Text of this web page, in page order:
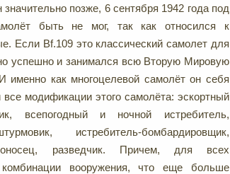
позже, 6 сентября 1942 года под
быть не мог, так как относился к
Если Bf.109 это классический самолет для
успешно и занимался всю Вторую Мировую
именно как многоцелевой самолёт он себя
модификации этого самолёта: эскортный
всепогодный и ночной истребитель,
истребитель-бомбардировщик,
разведчик. Причем, для всех
вооружения, что еще больше